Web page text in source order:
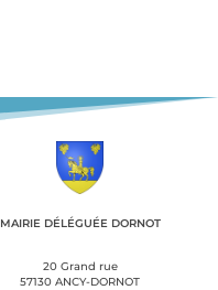
MAIRIE DÉLÉGUÉE DORNOT
20 Grand rue
57130 ANCY-DORNOT